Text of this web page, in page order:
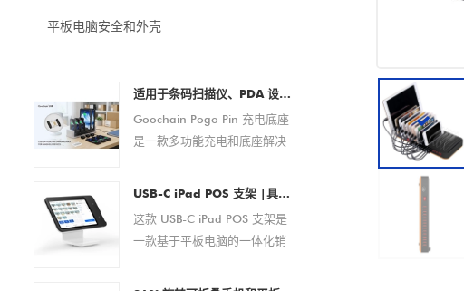
平板电脑安全和外壳
适用于条码扫描仪、PDA 设备、平板电脑和智能手机的 Pogo Pin 充电底座定制 OEM/ODM 制造商
Goochain Pogo Pin 充电底座
是一款多功能充电和底座解决
设备、平板电脑、智能手机和
它具有可靠的磁性弹簧针连
接，可在商业和企业环境中提
USB-C iPad POS 支架 |具有集成支付解决方案的平板电脑 POS 底座（OEM/ODM 制造商）
这款 USB-C iPad POS 支架是
一款基于平板电脑的一体化销
和酒店环境而设计。它无需外